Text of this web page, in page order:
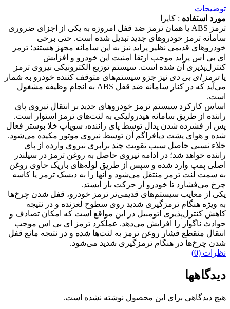
توضیحات
مورد استفاده : کاپرا
ترمز ABS یا همان ترمز ضد قفل امروزه به یکی از اجزای ضروری
سامانه ترمز خودروهای جدید تبدیل شده است. حتی برخی
خودروهای قدیمی نظیر پراید نیز به این سامانه مجهز هستند؛ ترمز
ای بی اس پراید موجب ارتقا امنیت این خودرو و افزایش
کنترل‌پذیری آن شده است. سیستم توزیع الکترونیکی نیروی ترمز
یاترمز ای بی دی نیز جزو سیستم‌های متوقف کننده خودرو به شمار
می‌آید که در کنار سامانه ضد قفل ABS به انجام وظیفه مشغول
است.
اساس کارکرد سیستم ترمز خودروهای جدید بر انتقال نیروی پای
راننده از طریق سامانه هیدرولیکی به لنت‌های ترمز استوار است.
پس از فشرده شدن پدال توسط پای راننده، سوپاپ خلا بوستر فعال
شده و هوای پشت دیافراگم آن توسط نیروی موتور مکیده می‌شود.
خلاء نسبی حاصل سبب تقویت چند برابری نیروی وارده از پای
راننده خواهد شد؛ در ادامه نیروی حاصل به روغن ترمز در سیلندر
اصلی پمپ وارد شده و سپس از طریق لوله‌های باریک حاوی روغن
به سمت لنت ترمز منتقل می‌شود و آنها را به دیسک ترمز یا کاسه
چرخ می‌فشارد تا خودرو از حرکت باز ایستد.
یکی از معایب سیستم‌های قدیمی‌تر ترمز خودرو، قفل شدن چرخ‌ها
به ویژه هنگام ترمزگیری شدید روی سطوح لغزنده و در نتیجه
کاهش کنترل‌پذیری اتومبیل در این مواقع است که امکان تصادف و
حوادث ناگوار را افزایش می‌دهد. عملکرد ترمز ای بی اس موجب
انتقال منقطع فشار روغن ترمز به لنت‌ها شده و در نتیجه مانع قفل
شدن چرخ‌ها در هنگام ترمزگیری شدید می‌شود.
نظرات (0)
دیدگاهها
هیچ دیدگاهی برای این محصول نوشته نشده است.